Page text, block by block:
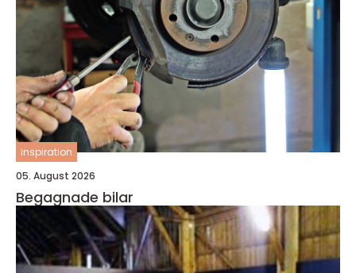
inspiration
05. August 2026
Begagnade bilar